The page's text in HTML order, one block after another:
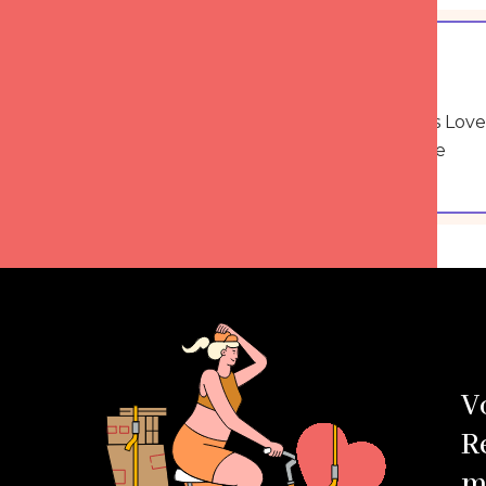
Experts certifiés Love
Intelligence